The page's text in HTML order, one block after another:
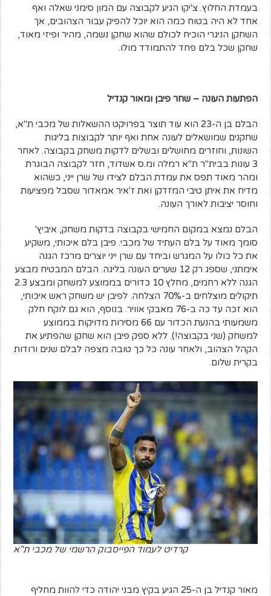
בעמדת החלוץ. צ'יקו הגיע לקבוצה עם המון סימני שאלה ואף
אחד לא היה בטוח כמה הוא יוכל להפיק עבור הצהובים, אך
השחקן הניגרי הוכיח לכולם שהוא שחקן נשמה, מהיר ופיזי מאוד,
שחקן שכל בלם פחד להתמודד מולו.
הפתעות העונה – שחר פיבן ומאור קנדיל
הבלם בן ה-23 הוא עוד תוצר בפרויקט ההשאלות של מכבי ת"א,
שחקנים שמושאלים לעונה אחת ואף יותר לקבוצות בליגות
השונות, וחוזרים מחושלים ובשלים לדקות משחק בקבוצה. לאחר
3 עונות בבית"ר ת"א רמלה ומ.ס אשדוד, חזר לקבוצה הבוגרת
ומהר מאוד תפס את עמדת הבלם לצידו של שרן ייני, כשהוא
מדיח את איתן טיבי המזדקן ואת ז'איר אמאדור שסבל מפציעות
וחוסר יציבות לאורך העונה.
הבלם נמצא במקום החמישי בקבוצה בדקות משחק, איביץ'
סומך מאוד על בלם העתיד של מכבי. פיבן בלם איכותי, משקיע
את כל כולו על המגרש וביחד עם שרן ייני יוצרים מרכז הגנה
אימתני, שספג רק 12 שערים העונה בליגה. הבלם המבטיח מבצע
הגנה ללא רחמים, מחלץ 10 כדורים בממוצע למשחק ומבצע 2.3
תיקולים מוצלחים ב-70% הצלחה. לפיבן יש משחק ראש איכותי,
הוא זכה עד כה ב-76 מאבקי אוויר. בנוסף, הוא גם לוקח חלק
משמעותי בהנעת הכדור עם 66 מסירות מדויקות בממוצע
למשחק (שני בקבוצה!). ללא ספק פיבן הוא שחקן שהפתיע את
הקהל הצהוב, ולאחר עונה כל כך טובה מצפה לבלם שנים ורודות
בקרית שלום.
קרדיט לעמוד הפייסבוק הרשמי של מכבי ת"א
מאור קנדיל בן ה-25 הגיע בקיץ מבני יהודה כדי להוות מחליף